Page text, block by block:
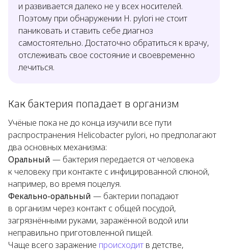
и развивается далеко не у всех носителей.
Поэтому при обнаружении H. pylori не стоит
паниковать и ставить себе диагноз
самостоятельно. Достаточно обратиться к врачу,
отслеживать свое состояние и своевременно
лечиться.
Как бактерия попадает в организм
Учёные пока не до конца изучили все пути
распространения Helicobacter pylori, но предполагают
два основных механизма:
Оральный — бактерия передается от человека
к человеку при контакте с инфицированной слюной,
например, во время поцелуя.
Фекально-оральный — бактерии попадают
в организм через контакт с общей посудой,
загрязнёнными руками, заражённой водой или
неправильно приготовленной пищей.
Чаще всего заражение происходит в детстве,